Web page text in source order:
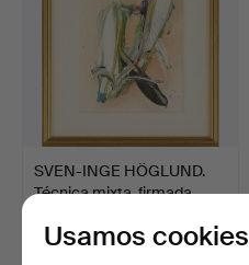
SVEN-INGE HÖGLUND.
Técnica mixta, firmada,…
2 pujas
Usamos cookies